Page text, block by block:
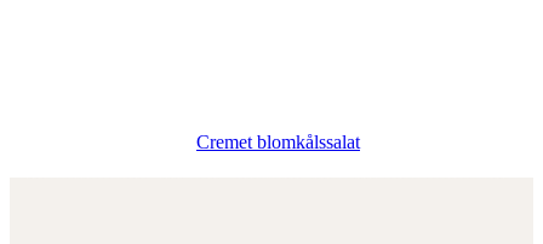
Cremet blomkålssalat